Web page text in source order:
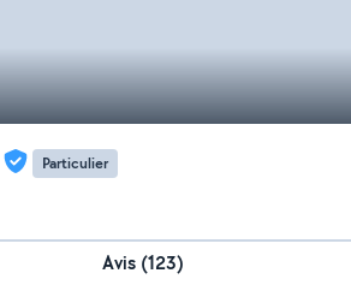
Particulier
Avis (123)